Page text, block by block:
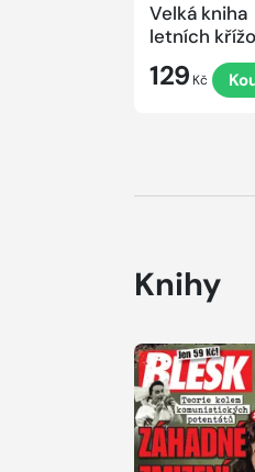
Velká kniha
letních
129 Kč
Knihy